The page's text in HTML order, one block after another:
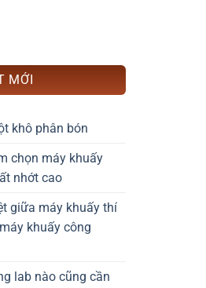
MỚI
khô phân bón
chọn máy khuấy
nhớt cao
giữa máy khuấy thí
khuấy công
lab nào cũng cần